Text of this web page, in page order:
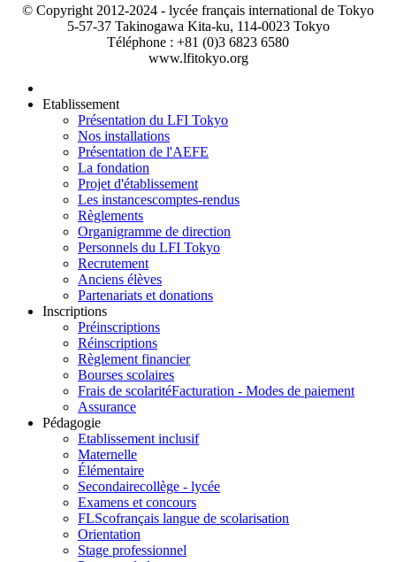
© Copyright 2012-2024 - lycée français international de Tokyo
5-57-37 Takinogawa Kita-ku, 114-0023 Tokyo
Téléphone : +81 (0)3 6823 6580
www.lfitokyo.org
Etablissement
Présentation du LFI Tokyo
Nos installations
Présentation de l'AEFE
La fondation
Projet d'établissement
Les instancescomptes-rendus
Règlements
Organigramme de direction
Personnels du LFI Tokyo
Recrutement
Anciens élèves
Partenariats et donations
Inscriptions
Préinscriptions
Réinscriptions
Règlement financier
Bourses scolaires
Frais de scolaritéFacturation - Modes de paiement
Assurance
Pédagogie
Etablissement inclusif
Maternelle
Élémentaire
Secondairecollège - lycée
Examens et concours
FLScofrançais langue de scolarisation
Orientation
Stage professionnel